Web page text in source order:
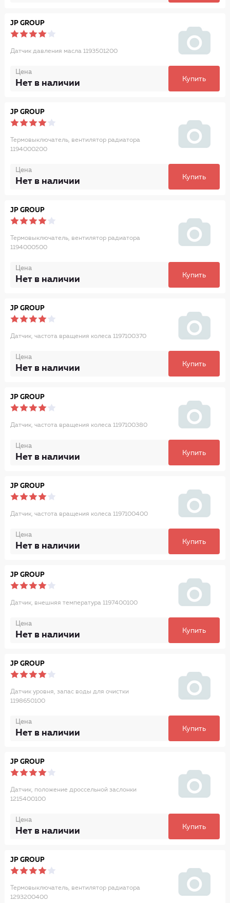
JP GROUP
Датчик давления масла 1193501200
Цена
Нет в наличии Купить
JP GROUP
Термовыключатель, вентилятор радиатора
1194000200
Цена
Нет в наличии Купить
JP GROUP
Термовыключатель, вентилятор радиатора
1194000500
Цена
Нет в наличии Купить
JP GROUP
Датчик, частота вращения колеса 1197100370
Цена
Нет в наличии Купить
JP GROUP
Датчик, частота вращения колеса 1197100380
Цена
Нет в наличии Купить
JP GROUP
Датчик, частота вращения колеса 1197100400
Цена
Нет в наличии Купить
JP GROUP
Датчик, внешняя температура 1197400100
Цена
Нет в наличии Купить
JP GROUP
Датчик уровня, запас воды для очистки
1198650100
Цена
Нет в наличии Купить
JP GROUP
Датчик, положение дроссельной заслонки
1215400100
Цена
Нет в наличии Купить
JP GROUP
Термовыключатель, вентилятор радиатора
1293200400